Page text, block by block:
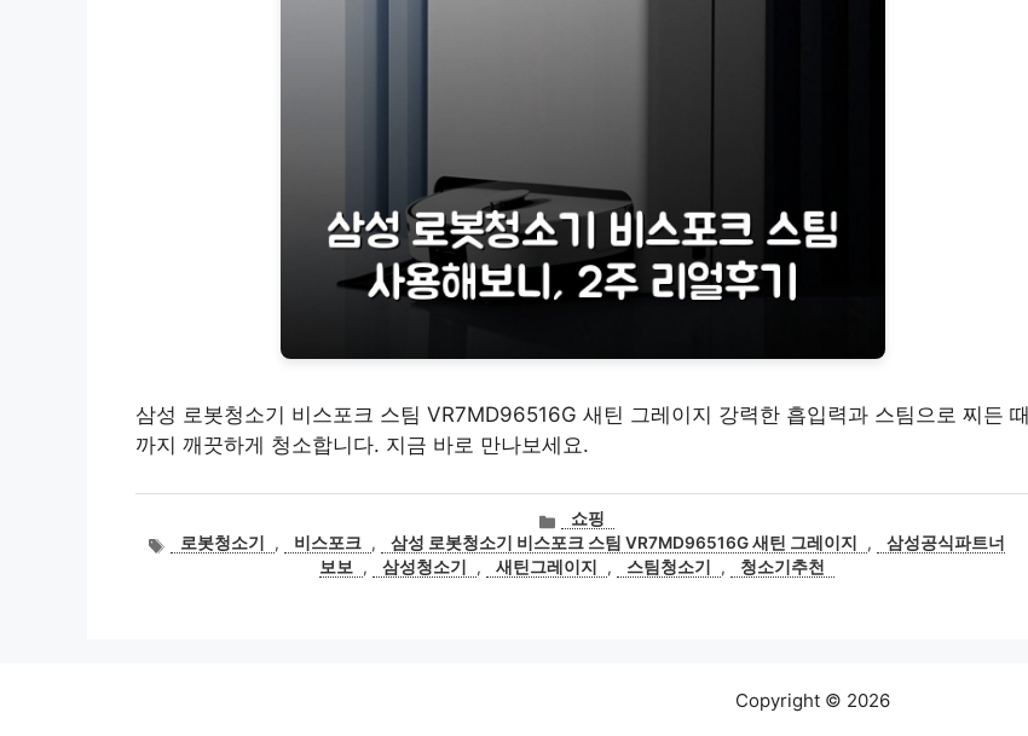
삼성 로봇청소기 비스포크 스팀 VR7MD96516G 새틴 그레이지 강력한 흡입력과 스팀으로 찌든 때
까지 깨끗하게 청소합니다. 지금 바로 만나보세요.
카
테
고
쇼핑
태로봇청소기 , 비스포크 , 삼성 로봇청소기 비스포크 스팀 VR7MD96516G 새틴 그레이지 ,
삼성공식파트너
보보
, 삼성청소기 , 새틴그레이지 , 스팀청소기 , 청소기추천
Copyright © 2026